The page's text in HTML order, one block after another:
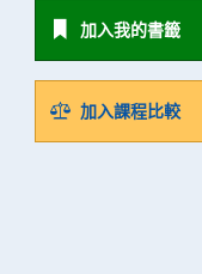
加入我的書籤
加入課程比較